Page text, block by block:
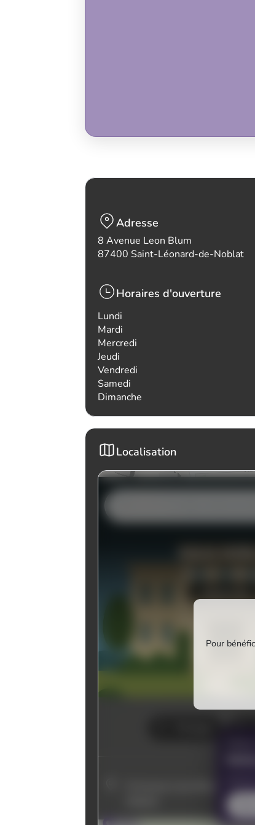
Adresse
8 Avenue Leon Blum
87400 Saint-Léonard-de-Noblat
Horaires d'ouverture
Lundi
Mardi
Mercredi
Jeudi
Vendredi
Samedi
Dimanche
Localisation